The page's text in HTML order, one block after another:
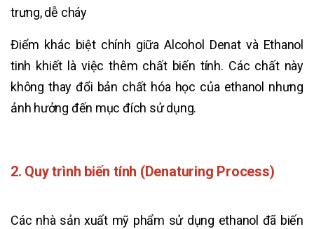
trưng, dễ cháy
Điểm khác biệt chính giữa Alcohol Denat và Ethanol
tinh khiết là việc thêm chất biến tính. Các chất này
không thay đổi bản chất hóa học của ethanol nhưng
ảnh hưởng đến mục đích sử dụng.
2. Quy trình biến tính (Denaturing Process)
Các nhà sản xuất mỹ phẩm sử dụng ethanol đã biến